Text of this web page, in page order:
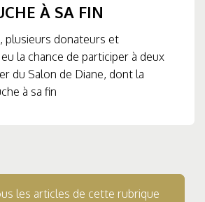
À SA FIN
plusieurs donateurs et
la chance de participer à deux
du Salon de Diane, dont la
à sa fin
les articles de cette rubrique